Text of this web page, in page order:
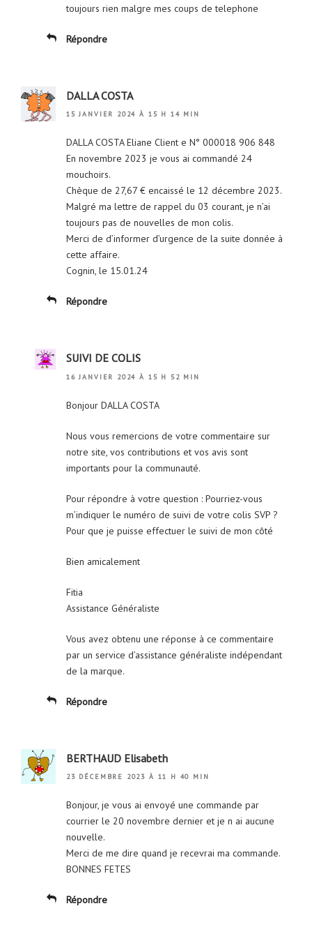
toujours rien malgre mes coups de telephone
Répondre
DALLA COSTA
15 JANVIER 2024 À 15 H 14 MIN
DALLA COSTA Eliane Client e N° 000018 906 848
En novembre 2023 je vous ai commandé 24
mouchoirs.
Chèque de 27,67 € encaissé le 12 décembre 2023.
Malgré ma lettre de rappel du 03 courant, je n’ai
toujours pas de nouvelles de mon colis.
Merci de d’informer d’urgence de la suite donnée à
cette affaire.
Cognin, le 15.01.24
Répondre
SUIVI DE COLIS
16 JANVIER 2024 À 15 H 52 MIN
Bonjour DALLA COSTA
Nous vous remercions de votre commentaire sur
notre site, vos contributions et vos avis sont
importants pour la communauté.
Pour répondre à votre question : Pourriez-vous
m’indiquer le numéro de suivi de votre colis SVP ?
Pour que je puisse effectuer le suivi de mon côté
Bien amicalement
Fitia
Assistance Généraliste
Vous avez obtenu une réponse à ce commentaire
par un service d’assistance généraliste indépendant
de la marque.
Répondre
BERTHAUD Elisabeth
23 DÉCEMBRE 2023 À 11 H 40 MIN
Bonjour, je vous ai envoyé une commande par
courrier le 20 novembre dernier et je n ai aucune
nouvelle.
Merci de me dire quand je recevrai ma commande.
BONNES FETES
Répondre